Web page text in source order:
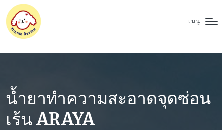
เมนู
น้ำยาทำความสะอาดจุดซ่อน
เร้น ARAYA